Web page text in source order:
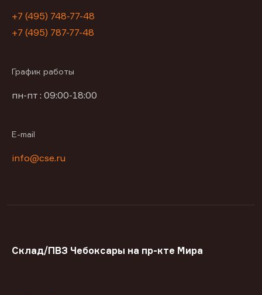
+7 (495) 748-77-48
+7 (495) 787-77-48
График работы
пн-пт : 09:00-18:00
E-mail
info@cse.ru
Склад/ПВЗ Чебоксары на пр-кте Мира